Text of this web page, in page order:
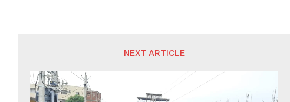
NEXT ARTICLE